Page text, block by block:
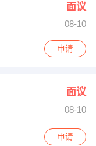
面议
08-10
申请
面议
08-10
申请